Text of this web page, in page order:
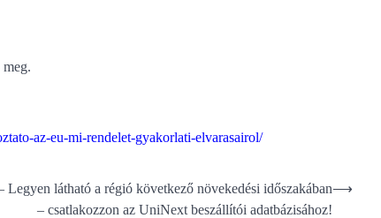
az-eu-mi-rendelet-gyakorlati-elvarasairol/
Legyen látható a régió következő növekedési időszakában
– csatlakozzon az UniNext beszállítói adatbázisához!
⟶